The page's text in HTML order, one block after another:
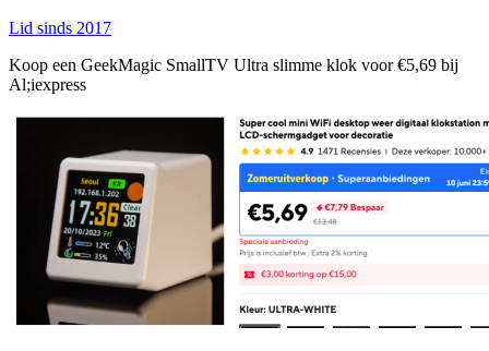
Lid sinds 2017
Koop een GeekMagic SmallTV Ultra slimme klok voor €5,69 bij
Al;iexpress